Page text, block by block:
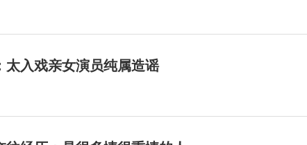
太入戏亲女演员纯属造谣